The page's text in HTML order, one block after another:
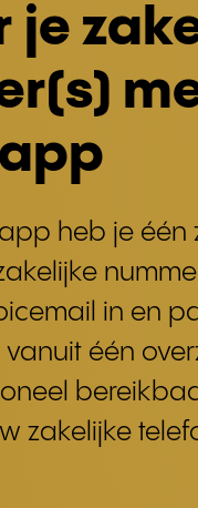
je
heb je één
in en
één
zakelijke